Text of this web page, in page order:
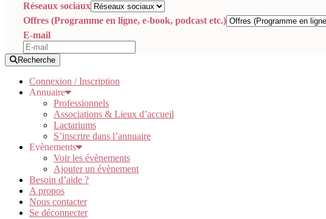
Réseaux sociaux
Offres (Programme en ligne, e-book, podcast etc.)
E-mail
Recherche
Connexion / Inscription
Annuaire
Professionnels
Associations & Lieux d’accueil
Lactariums
S’inscrire dans l’annuaire
Evènements
Voir les évènements
Ajouter un évènement
Besoin d’aide ?
A propos
Nous contacter
Se déconnecter